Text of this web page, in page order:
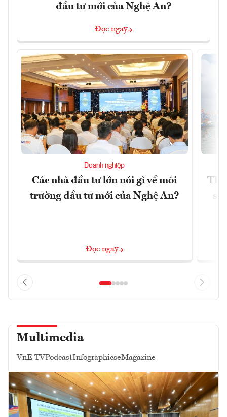
đầu tư mới của Nghệ An?
Đọc ngay
Doanh nghiệp
Các nhà đầu tư lớn nói gì về môi
trường đầu tư mới của Nghệ An?
Đọc ngay
Multimedia
VnE TVPodcastInfographicseMagazine